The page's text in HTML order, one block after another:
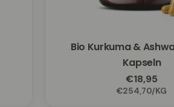
Typ:
Bio Kurkuma &
Kapseln
Regulärer
Preis
€18,95
€254,70/PRO
KG